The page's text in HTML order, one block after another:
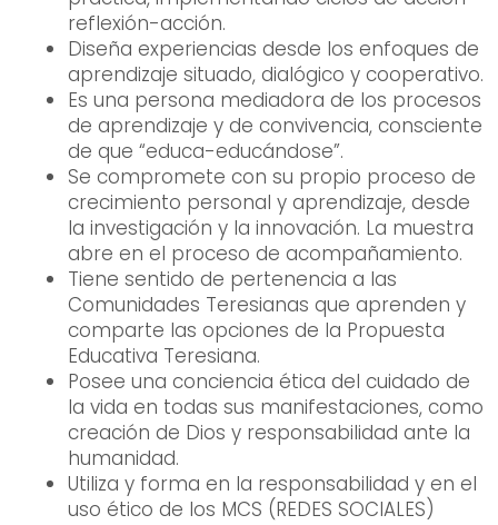
reflexión-acción.
Diseña experiencias desde los enfoques de
aprendizaje situado, dialógico y cooperativo.
Es una persona mediadora de los procesos
de aprendizaje y de convivencia, consciente
de que “educa-educándose”.
Se compromete con su propio proceso de
crecimiento personal y aprendizaje, desde
la investigación y la innovación. La muestra
abre en el proceso de acompañamiento.
Tiene sentido de pertenencia a las
Comunidades Teresianas que aprenden y
comparte las opciones de la Propuesta
Educativa Teresiana.
Posee una conciencia ética del cuidado de
la vida en todas sus manifestaciones, como
creación de Dios y responsabilidad ante la
humanidad.
Utiliza y forma en la responsabilidad y en el
uso ético de los MCS (REDES SOCIALES)